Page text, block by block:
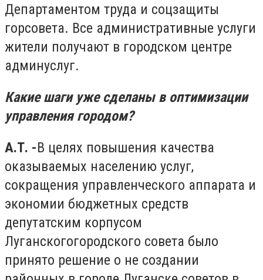
Департаментом труда и соцзащиты
горсовета. Все административные услуги
жители получают в городском центре
админуслуг.
Какие шаги уже сделаны в оптимизации
управления городом?
А.Т. -В целях повышения качества
оказываемых населению услуг,
сокращения управленческого аппарата и
экономии бюджетных средств
депутатским корпусом
Луганскогогородского совета было
принято решение о не создании